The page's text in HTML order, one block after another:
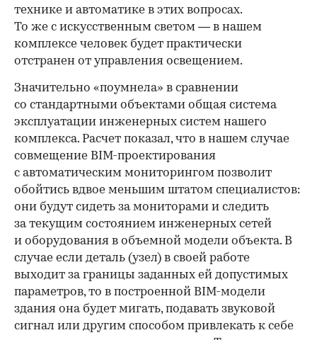
технике и автоматике в этих вопросах.
То же с искусственным светом — в нашем
комплексе человек будет практически
отстранен от управления освещением.
Значительно «поумнела» в сравнении
со стандартными объектами общая система
эксплуатации инженерных систем нашего
комплекса. Расчет показал, что в нашем случае
совмещение BIM-проектирования
с автоматическим мониторингом позволит
обойтись вдвое меньшим штатом специалистов:
они будут сидеть за мониторами и следить
за текущим состоянием инженерных сетей
и оборудования в объемной модели объекта. В
случае если деталь (узел) в своей работе
выходит за границы заданных ей допустимых
параметров, то в построенной BIM-модели
здания она будет мигать, подавать звуковой
сигнал или другим способом привлекать к себе